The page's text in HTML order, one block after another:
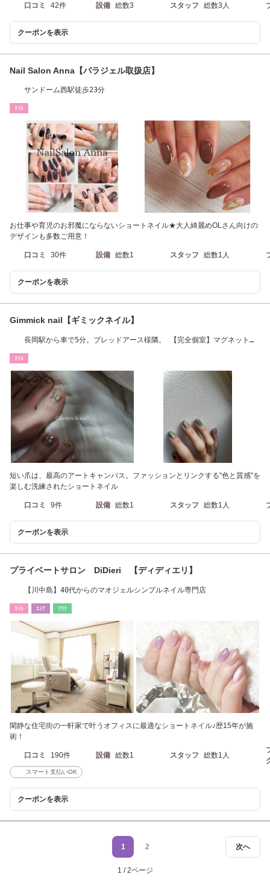
口コミ 42件 設備 総数3 スタッフ 総数3人
クーポンを表示
Nail Salon Anna【パラジェル取扱店】
サンドーム西駅徒歩23分
ﾈｲﾙ
お仕事や育児のお邪魔にならないショートネイル★大人綺麗めOLさん向けの
デザインも多数ご用意！
口コミ 30件 設備 総数1 スタッフ 総数1人
クーポンを表示
Gimmick nail【ギミックネイル】
長岡駅から車で5分。ブレッドアース様隣。 【完全個室】マグネットネ
ﾈｲﾙ
短い爪は、最高のアートキャンバス。ファッションとリンクする"色と質感"を
楽しむ洗練されたショートネイル
口コミ 9件 設備 総数1 スタッフ 総数1人
クーポンを表示
プライベートサロン DiDieri 【ディディエリ】
【川中島】40代からのマオジェルシンプルネイル専門店
ﾈｲﾙ ｴｽﾃ ﾘﾗｸ
閑静な住宅街の一軒家で叶うオフィスに最適なショートネイル♪歴15年が施
術！
口コミ 190件 設備 総数1 スタッフ 総数1人
スマート支払いOK
クーポンを表示
次へ
1 2
1 / 2ページ